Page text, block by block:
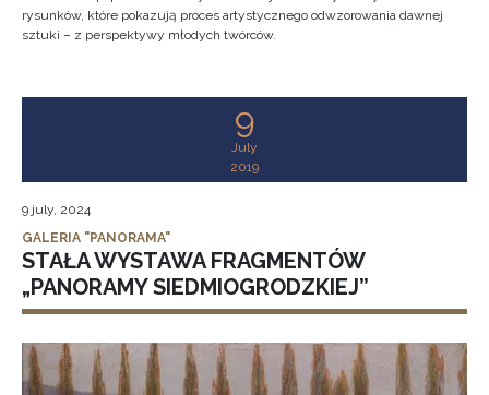
rysunków, które pokazują proces artystycznego odwzorowania dawnej
sztuki – z perspektywy młodych twórców.
9
July
2019
9 july, 2024
GALERIA "PANORAMA"
STAŁA WYSTAWA FRAGMENTÓW
„PANORAMY SIEDMIOGRODZKIEJ”